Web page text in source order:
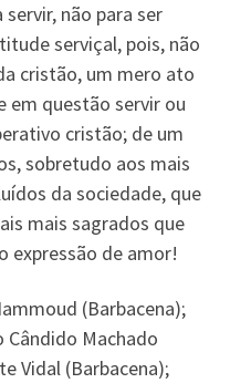
não para ser
serviçal, pois, não
cristão, um mero ato
em questão servir ou
cristão; de um
sobretudo aos mais
da sociedade, que
mais sagrados que
expressão de amor!
(Barbacena);
Cândido Machado
Vidal (Barbacena);